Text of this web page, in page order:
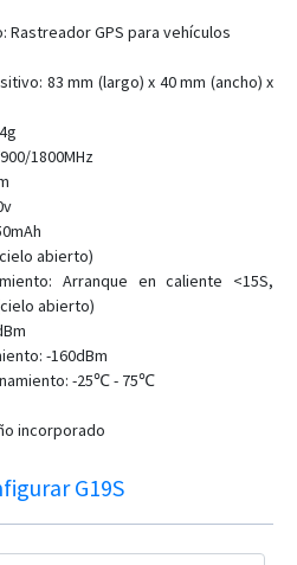
GPS para vehículos
83 mm (largo) x 40 mm (ancho) x
1800MHz
abierto)
Arranque en caliente <15S,
abierto)
-160dBm
-25℃ - 75℃
incorporado
G19S